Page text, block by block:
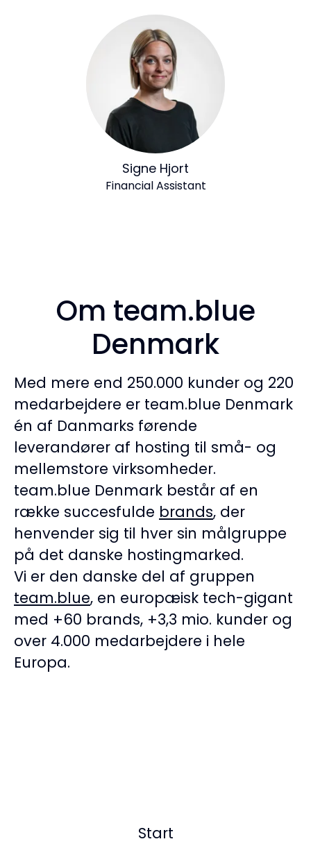
Signe Hjort
Financial Assistant
Om team.blue
Denmark
Med mere end 250.000 kunder og 220
medarbejdere er team.blue Denmark
én af Danmarks førende
leverandører af hosting til små- og
mellemstore virksomheder.
team.blue Denmark består af en
række succesfulde brands, der
henvender sig til hver sin målgruppe
på det danske hostingmarked.
Vi er den danske del af gruppen
team.blue, en europæisk tech-gigant
med +60 brands, +3,3 mio. kunder og
over 4.000 medarbejdere i hele
Europa.
Start